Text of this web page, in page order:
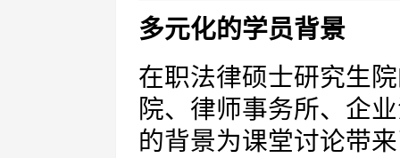
多元化的学员背景
在职法律硕士研究生
院、律师事务所、企
的背景为课堂讨论带